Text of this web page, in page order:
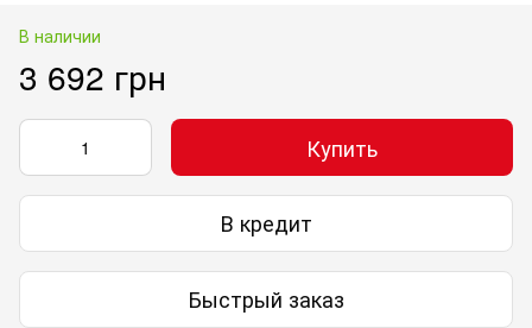
В наличии
3 692 грн
Купить
В кредит
Быстрый заказ